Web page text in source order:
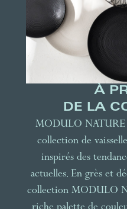
À
DE LA
MODULO NATURE
collection de
inspirés des
actuelles. En grès et
collection MODULO